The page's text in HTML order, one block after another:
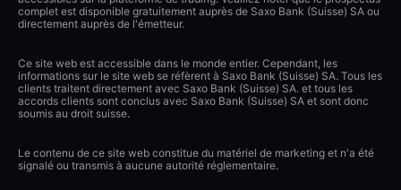
complet est disponible gratuitement auprès de Saxo Bank (Suisse) SA ou
directement auprès de l'émetteur.
Ce site web est accessible dans le monde entier. Cependant, les
informations sur le site web se réfèrent à Saxo Bank (Suisse) SA. Tous les
clients traitent directement avec Saxo Bank (Suisse) SA. et tous les
accords clients sont conclus avec Saxo Bank (Suisse) SA et sont donc
soumis au droit suisse.
Le contenu de ce site web constitue du matériel de marketing et n'a été
signalé ou transmis à aucune autorité réglementaire.